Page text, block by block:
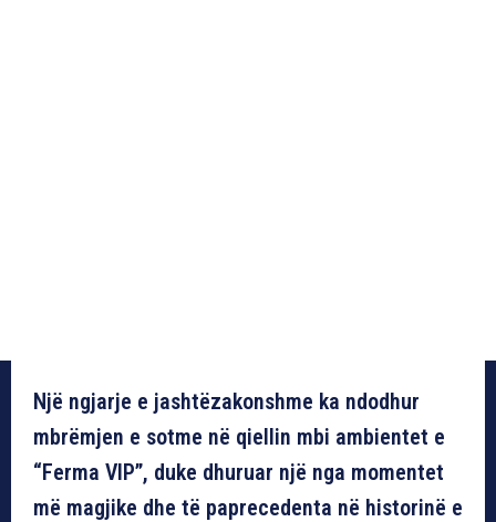
Një ngjarje e jashtëzakonshme ka ndodhur
mbrëmjen e sotme në qiellin mbi ambientet e
“Ferma VIP”, duke dhuruar një nga momentet
më magjike dhe të paprecedenta në historinë e